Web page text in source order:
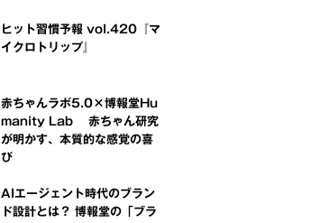
ヒット習慣予報 vol.420『マ
イクロトリップ』
赤ちゃんラボ5.0×博報堂Hu
manity Lab 赤ちゃん研究
が明かす、本質的な感覚の喜
び
AIエージェント時代のブラン
ド設計とは？ 博報堂の「ブラ